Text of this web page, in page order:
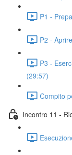
P1 -
P2 -
P3 -
(29:57)
Compito
Incontro 11 -